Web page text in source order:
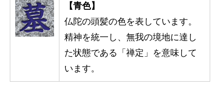
【青色】
仏陀の頭髪の色を表しています。
精神を統一し、無我の境地に達し
た状態である「禅定」を意味して
います。